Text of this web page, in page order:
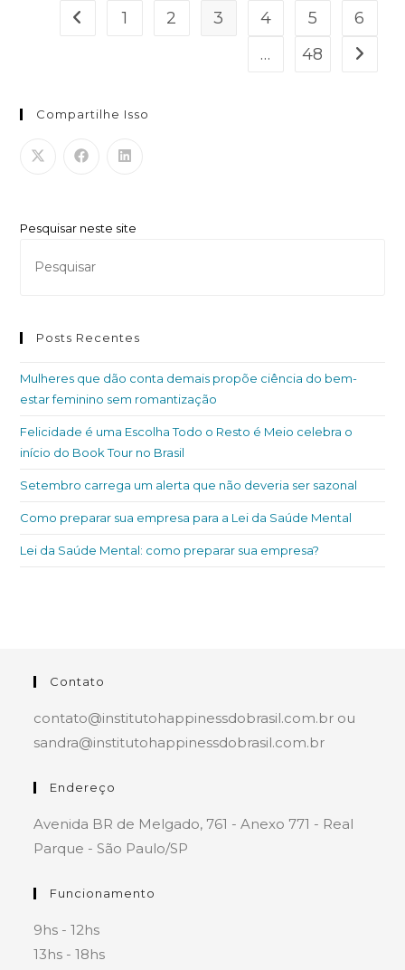
1 2 3 4 5
6
…
48
Compartilhe Isso
Pesquisar neste site
Posts Recentes
Mulheres que dão conta demais propõe ciência do bem-
estar feminino sem romantização
Felicidade é uma Escolha Todo o Resto é Meio celebra o
início do Book Tour no Brasil
Setembro carrega um alerta que não deveria ser sazonal
Como preparar sua empresa para a Lei da Saúde Mental
Lei da Saúde Mental: como preparar sua empresa?
Contato
contato@institutohappinessdobrasil.com.br ou
sandra@institutohappinessdobrasil.com.br
Endereço
Avenida BR de Melgado, 761 - Anexo 771 - Real
Parque - São Paulo/SP
Funcionamento
9hs - 12hs
13hs - 18hs